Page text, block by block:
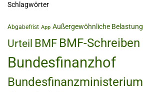
Schlagwörter
Abgabefrist App Außergewöhnliche Belastung
Urteil BMF BMF-Schreiben
Bundesfinanzhof
Bundesfinanzministerium